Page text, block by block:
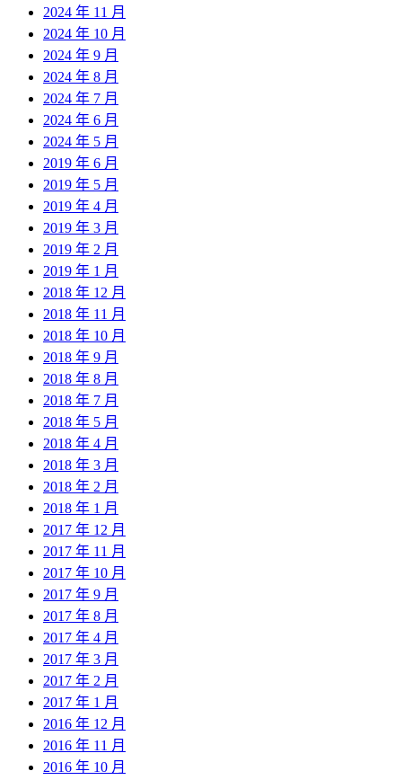
2024 年 11 月
2024 年 10 月
2024 年 9 月
2024 年 8 月
2024 年 7 月
2024 年 6 月
2024 年 5 月
2019 年 6 月
2019 年 5 月
2019 年 4 月
2019 年 3 月
2019 年 2 月
2019 年 1 月
2018 年 12 月
2018 年 11 月
2018 年 10 月
2018 年 9 月
2018 年 8 月
2018 年 7 月
2018 年 5 月
2018 年 4 月
2018 年 3 月
2018 年 2 月
2018 年 1 月
2017 年 12 月
2017 年 11 月
2017 年 10 月
2017 年 9 月
2017 年 8 月
2017 年 4 月
2017 年 3 月
2017 年 2 月
2017 年 1 月
2016 年 12 月
2016 年 11 月
2016 年 10 月